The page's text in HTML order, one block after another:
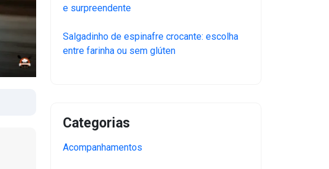
e surpreendente
Salgadinho de espinafre crocante: escolha
entre farinha ou sem glúten
Categorias
Acompanhamentos